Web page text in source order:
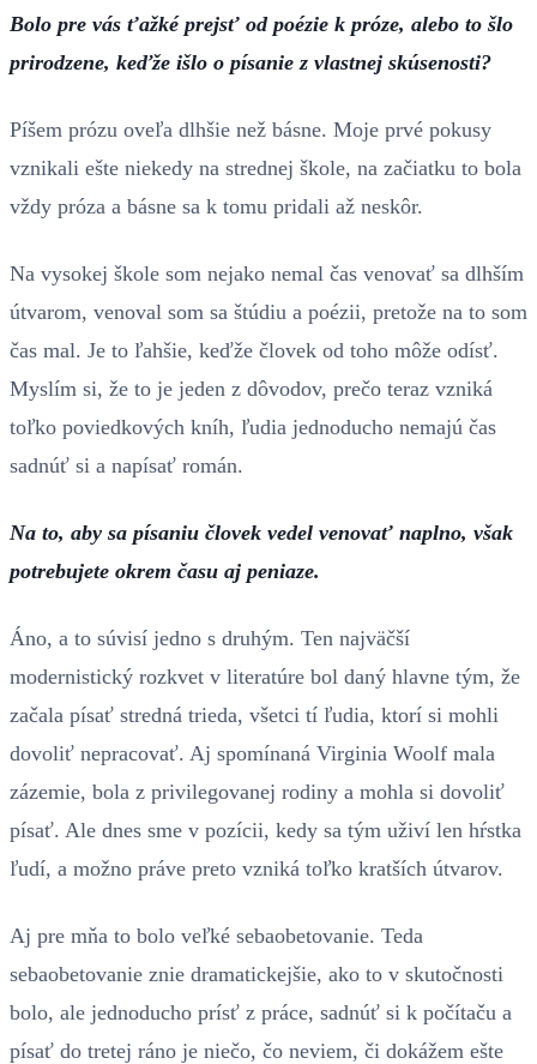
Bolo pre vás ťažké prejsť od poézie k próze, alebo to šlo
prirodzene, keďže išlo o písanie z vlastnej skúsenosti?
Píšem prózu oveľa dlhšie než básne. Moje prvé pokusy
vznikali ešte niekedy na strednej škole, na začiatku to bola
vždy próza a básne sa k tomu pridali až neskôr.
Na vysokej škole som nejako nemal čas venovať sa dlhším
útvarom, venoval som sa štúdiu a poézii, pretože na to som
čas mal. Je to ľahšie, keďže človek od toho môže odísť.
Myslím si, že to je jeden z dôvodov, prečo teraz vzniká
toľko poviedkových kníh, ľudia jednoducho nemajú čas
sadnúť si a napísať román.
Na to, aby sa písaniu človek vedel venovať naplno, však
potrebujete okrem času aj peniaze.
Áno, a to súvisí jedno s druhým. Ten najväčší
modernistický rozkvet v literatúre bol daný hlavne tým, že
začala písať stredná trieda, všetci tí ľudia, ktorí si mohli
dovoliť nepracovať. Aj spomínaná Virginia Woolf mala
zázemie, bola z privilegovanej rodiny a mohla si dovoliť
písať. Ale dnes sme v pozícii, kedy sa tým uživí len hŕstka
ľudí, a možno práve preto vzniká toľko kratších útvarov.
Aj pre mňa to bolo veľké sebaobetovanie. Teda
sebaobetovanie znie dramatickejšie, ako to v skutočnosti
bolo, ale jednoducho prísť z práce, sadnúť si k počítaču a
písať do tretej ráno je niečo, čo neviem, či dokážem ešte